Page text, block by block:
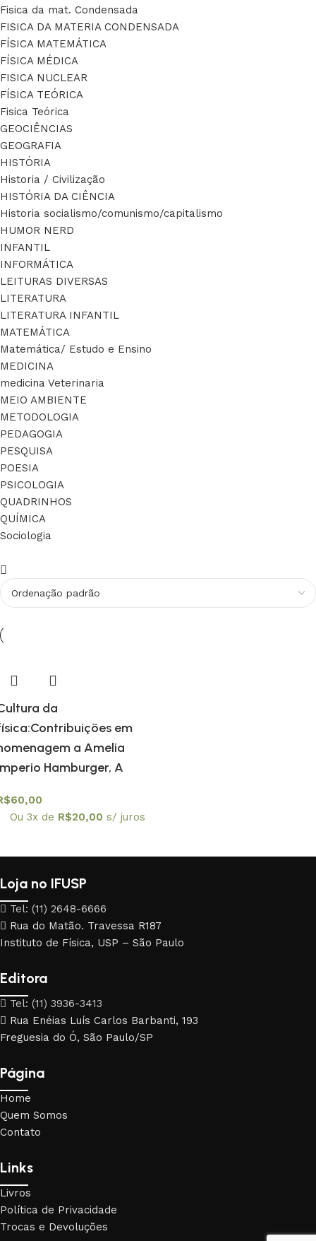
Fisica da mat. Condensada
FISICA DA MATERIA CONDENSADA
FÍSICA MATEMÁTICA
FÍSICA MÉDICA
FISICA NUCLEAR
FÍSICA TEÓRICA
Fisica Teórica
GEOCIÊNCIAS
GEOGRAFIA
HISTÓRIA
Historia / Civilização
HISTÓRIA DA CIÊNCIA
Historia socialismo/comunismo/capitalismo
HUMOR NERD
INFANTIL
INFORMÁTICA
LEITURAS DIVERSAS
LITERATURA
LITERATURA INFANTIL
MATEMÁTICA
Matemática/ Estudo e Ensino
MEDICINA
medicina Veterinaria
MEIO AMBIENTE
METODOLOGIA
PEDAGOGIA
PESQUISA
POESIA
PSICOLOGIA
QUADRINHOS
QUÍMICA
Sociologia
da
em
a Amelia
Hamburger, A
60,00
Ou 3x de R$20,00 s/ juros
Loja no IFUSP
Tel: (11) 2648-6666
Rua do Matão. Travessa R187
Instituto de Física, USP – São Paulo
Editora
Tel: (11) 3936-3413
Rua Enéias Luís Carlos Barbanti, 193
Freguesia do Ó, São Paulo/SP
Página
Home
Quem Somos
Contato
Links
Livros
Política de Privacidade
Trocas e Devoluções